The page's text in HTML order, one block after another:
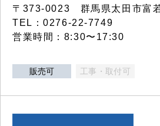
〒373-0023 群馬県太田市富
TEL：0276-22-7749
営業時間：8:30〜17:30
販売可 工事・取付可